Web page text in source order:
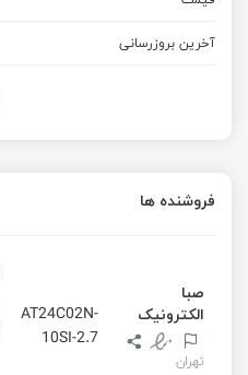
آخرین بروزرسانی
فروشنده ها
صبا
الکترونیک
تهران
AT24C02N-
10SI-2.7